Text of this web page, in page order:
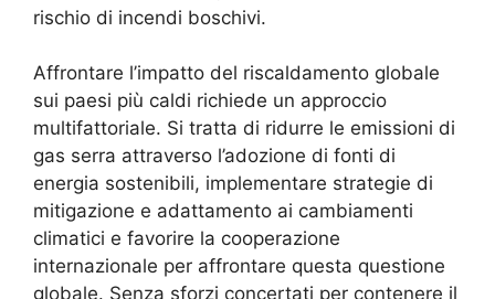
rischio di incendi boschivi.
Affrontare l’impatto del riscaldamento globale
sui paesi più caldi richiede un approccio
multifattoriale. Si tratta di ridurre le emissioni di
gas serra attraverso l’adozione di fonti di
energia sostenibili, implementare strategie di
mitigazione e adattamento ai cambiamenti
climatici e favorire la cooperazione
internazionale per affrontare questa questione
globale. Senza sforzi concertati per contenere il